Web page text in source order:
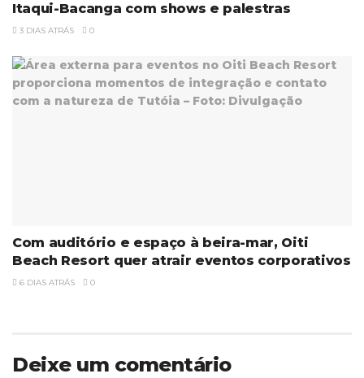
Itaqui-Bacanga com shows e palestras
3 DIAS ATRÁS 0
Com auditório e espaço à beira-mar, Oiti
Beach Resort quer atrair eventos corporativos
6 DIAS ATRÁS 0
Deixe um comentário